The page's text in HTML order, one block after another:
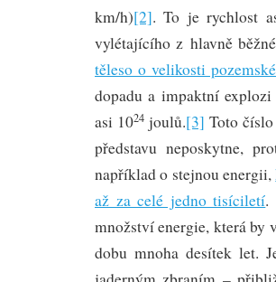
km/h)[2]. To je rychlost
vylétajícího z hlavně
těleso o velikosti
dopadu a impaktní
asi 1024joulů.[3] Toto
představu neposkytne,
například o stejnou energii,
až za celé jedno tisíciletí.
množství energie, která by
dobu mnoha desítek let.